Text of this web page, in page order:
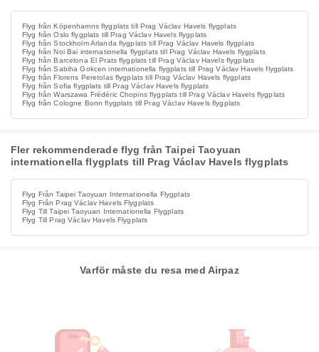
Flyg från Köpenhamns flygplats till Prag Václav Havels flygplats
Flyg från Oslo flygplats till Prag Václav Havels flygplats
Flyg från Stockholm Arlanda flygplats till Prag Václav Havels flygplats
Flyg från Noi Bai internationella flygplats till Prag Václav Havels flygplats
Flyg från Barcelona El Prats flygplats till Prag Václav Havels flygplats
Flyg från Sabiha Gokcen internationella flygplats till Prag Václav Havels flygplats
Flyg från Florens Peretolas flygplats till Prag Václav Havels flygplats
Flyg från Sofia flygplats till Prag Václav Havels flygplats
Flyg från Warszawa Frédéric Chopins flygplats till Prag Václav Havels flygplats
Flyg från Cologne Bonn flygplats till Prag Václav Havels flygplats
Fler rekommenderade flyg från Taipei Taoyuan
internationella flygplats till Prag Václav Havels flygplats
Flyg Från Taipei Taoyuan Internationella Flygplats
Flyg Från Prag Václav Havels Flygplats
Flyg Till Taipei Taoyuan Internationella Flygplats
Flyg Till Prag Václav Havels Flygplats
Varför måste du resa med Airpaz